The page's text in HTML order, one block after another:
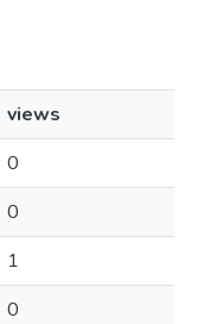
views
0
0
1
0